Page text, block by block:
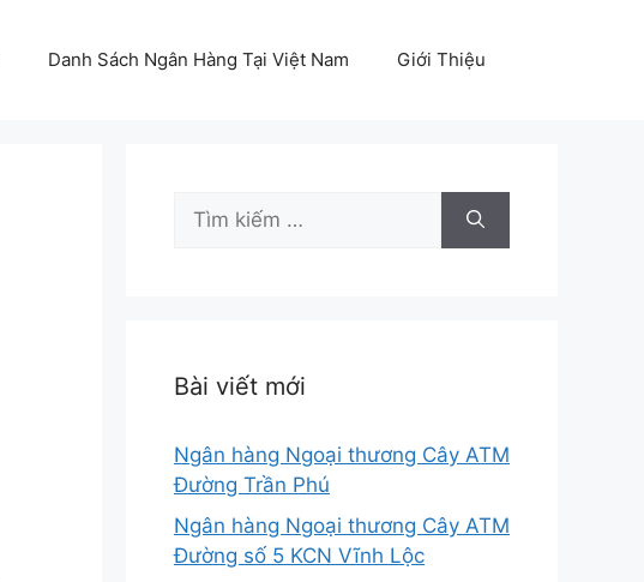
Danh Sách Ngân Hàng Tại Việt Nam Giới Thiệu
Tìm
Bài viết mới
Ngân hàng Ngoại thương Cây ATM
Đường Trần Phú
Ngân hàng Ngoại thương Cây ATM
Đường số 5 KCN Vĩnh Lộc